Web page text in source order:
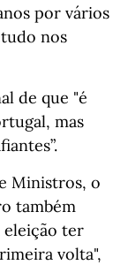
por vários
nos
de que "é
mas
Ministros, o
também
eleição ter
volta",